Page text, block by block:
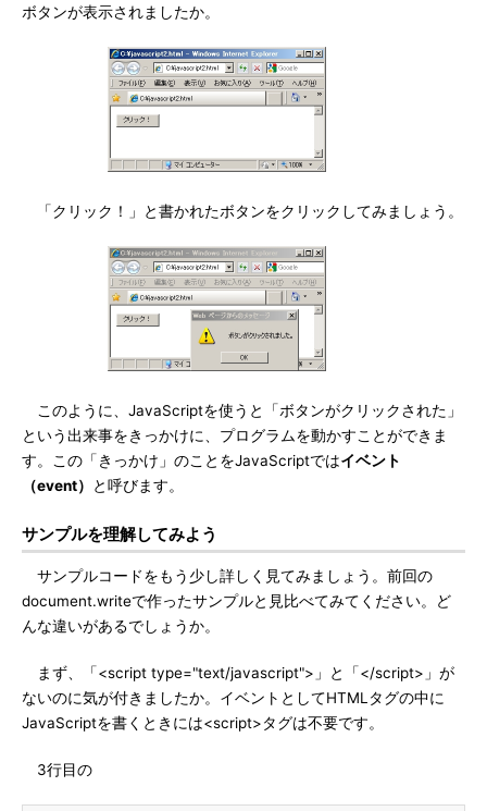
ボタンが表示されましたか。
「クリック！」と書かれたボタンをクリックしてみましょう。
このように、JavaScriptを使うと「ボタンがクリックされた」
という出来事をきっかけに、プログラムを動かすことができま
す。この「きっかけ」のことをJavaScriptではイベント
（event）
と呼びます。
サンプルを理解してみよう
サンプルコードをもう少し詳しく見てみましょう。前回の
document.writeで作ったサンプルと見比べてみてください。ど
んな違いがあるでしょうか。
まず、「<script type="text/javascript">」と「</script>」が
ないのに気が付きましたか。イベントとしてHTMLタグの中に
JavaScriptを書くときには<script>タグは不要です。
3行目の